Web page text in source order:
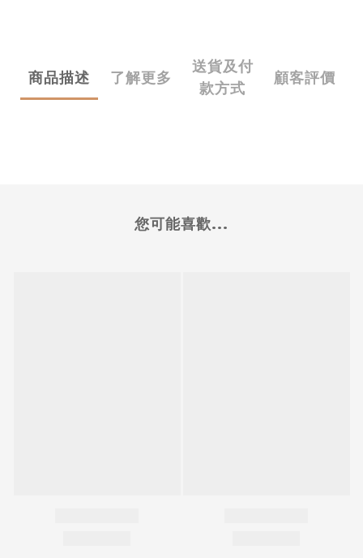
商品描述 了解更多
送貨及付
款方式
顧客評價
您可能喜歡...